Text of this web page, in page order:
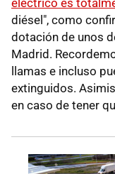
eléctrico es
diésel", como
dotación de unos
Madrid.
llamas e incluso
extinguidos.
en caso de tener